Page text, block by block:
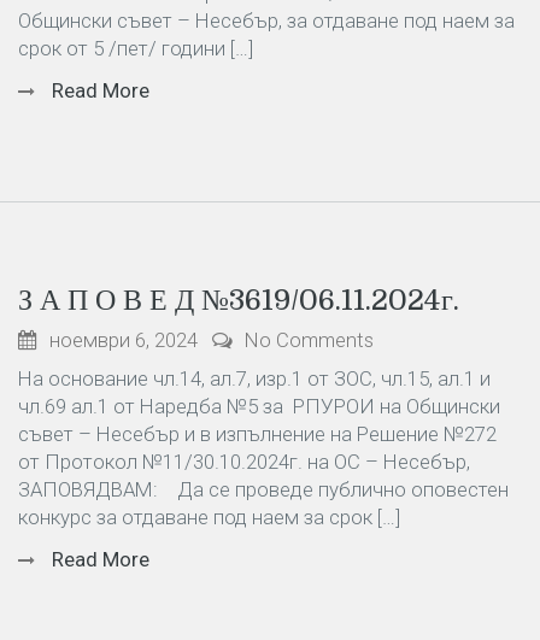
Общински съвет – Несебър, за отдаване под наем за
срок от 5 /пет/ години […]
Read More
З А П О В Е Д №3619/06.11.2024г.
ноември 6, 2024
No Comments
На основание чл.14, ал.7, изр.1 от ЗОС, чл.15, ал.1 и
чл.69 ал.1 от Наредба №5 за РПУРОИ на Общински
съвет – Несебър и в изпълнение на Решение №272
от Протокол №11/30.10.2024г. на ОС – Несебър,
ЗАПОВЯДВАМ: Да се проведе публично оповестен
конкурс за отдаване под наем за срок […]
Read More